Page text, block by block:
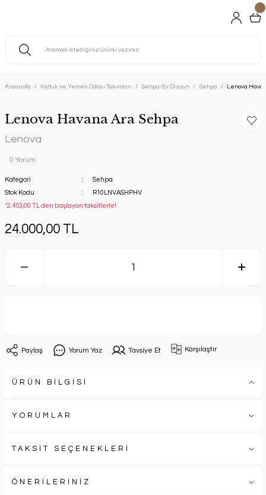
Anasayfa Koltuk ve Yemek Odası Takımları Sehpa/Ev Dizayn Sehpa Lenova
Lenova Havana Ara Sehpa
Lenova
0 Yorum
Kategori
Sehpa
Stok Kodu
R10LNVASHPHV
*2.453,00 TL den başlayan taksitlerle!
24.000,00 TL
Paylaş Yorum Yaz Tavsiye Et Karşılaştır
ÜRÜN BİLGİSİ
YORUMLAR
TAKSİT SEÇENEKLERİ
ÖNERİLERİNİZ